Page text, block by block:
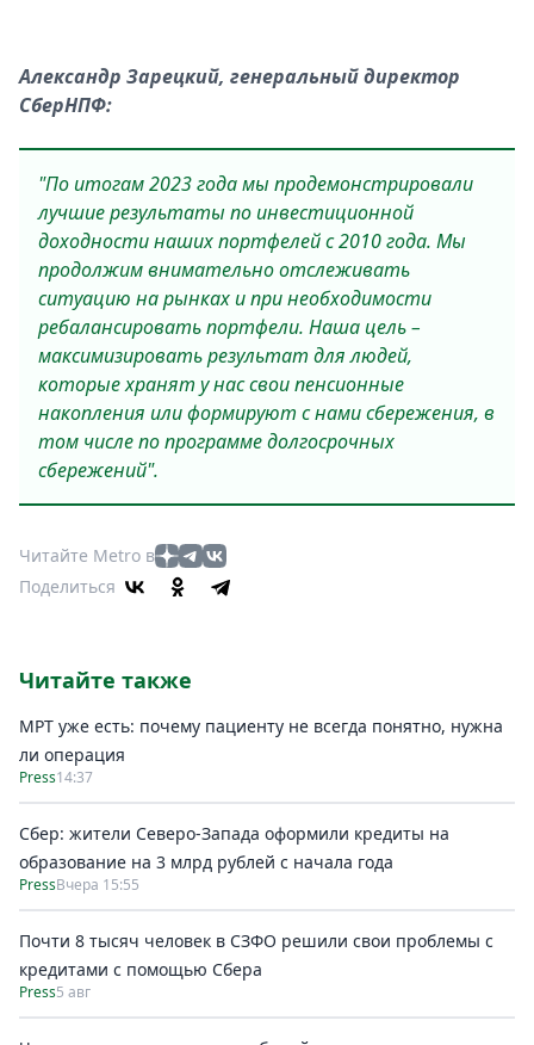
Александр Зарецкий, генеральный директор
СберНПФ:
"По итогам 2023 года мы продемонстрировали
лучшие результаты по инвестиционной
доходности наших портфелей с 2010 года. Мы
продолжим внимательно отслеживать
ситуацию на рынках и при необходимости
ребалансировать портфели. Наша цель –
максимизировать результат для людей,
которые хранят у нас свои пенсионные
накопления или формируют с нами сбережения, в
том числе по программе долгосрочных
сбережений".
Читайте Metro в
Поделиться
Читайте также
МРТ уже есть: почему пациенту не всегда понятно, нужна
ли операция
Press14:37
Сбер: жители Северо-Запада оформили кредиты на
образование на 3 млрд рублей с начала года
PressВчера 15:55
Почти 8 тысяч человек в СЗФО решили свои проблемы с
кредитами с помощью Сбера
Press5 авг